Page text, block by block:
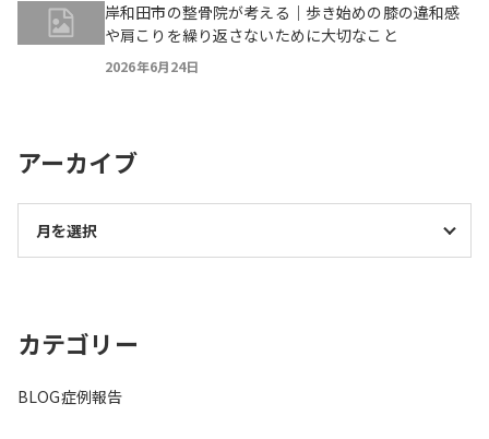
岸和田市の整骨院が考える｜歩き始めの膝の違和感
や肩こりを繰り返さないために大切なこと
2026年6月24日
アーカイブ
カテゴリー
BLOG症例報告